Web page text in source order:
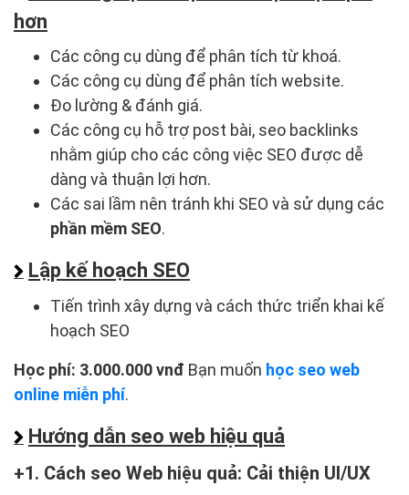
hơn
Các công cụ dùng để phân tích từ khoá.
Các công cụ dùng để phân tích website.
Đo lường & đánh giá.
Các công cụ hỗ trợ post bài, seo backlinks
nhằm giúp cho các công việc SEO được dễ
dàng và thuận lợi hơn.
Các sai lầm nên tránh khi SEO và sử dụng các
phần mềm SEO.
Lập kế hoạch SEO
Tiến trình xây dựng và cách thức triển khai kế
hoạch SEO
Học phí: 3.000.000 vnđ Bạn muốn học seo web
online miễn phí.
Hướng dẫn seo web hiệu quả
1. Cách seo Web hiệu quả: Cải thiện UI/UX